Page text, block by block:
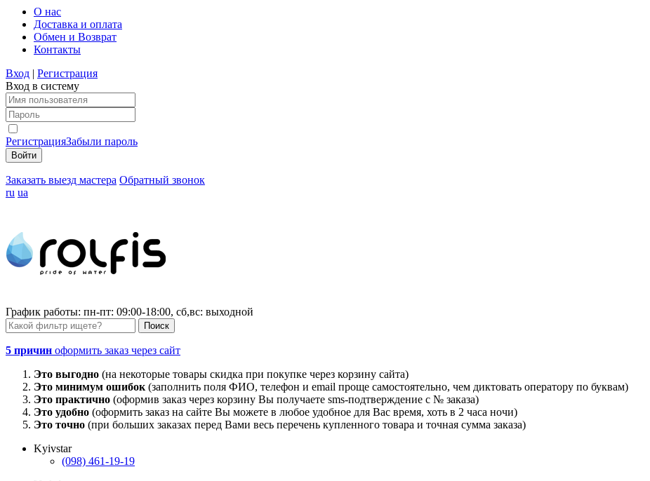
О нас
Доставка и оплата
Обмен и Возврат
Контакты
Вход | Регистрация
Вход в систему
РегистрацияЗабыли пароль
Заказать выезд мастера Обратный звонок
ru ua
График работы: пн-пт: 09:00-18:00, сб,вс: выходной
5 причин оформить заказ через сайт
Это выгодно (на некоторые товары скидка при покупке через корзину сайта)
Это минимум ошибок (заполнить поля ФИО, телефон и email проще самостоятельно, чем диктовать оператору по буквам)
Это практично (оформив заказ через корзину Вы получаете sms-подтверждение с № заказа)
Это удобно (оформить заказ на сайте Вы можете в любое удобное для Вас время, хоть в 2 часа ночи)
Это точно (при больших заказах перед Вами весь перечень купленного товара и точная сумма заказа)
Kyivstar
(098) 461-19-19